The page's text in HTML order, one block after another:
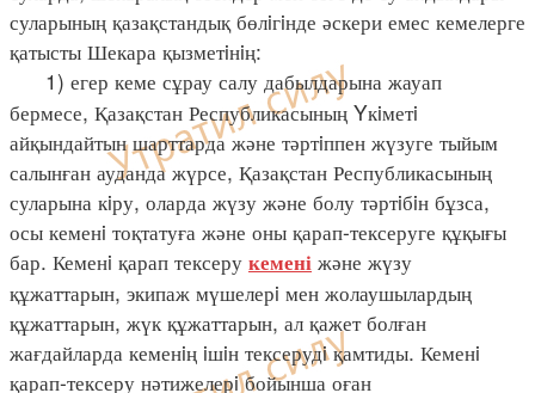
суларының қазақстандық бөлiгiнде әскери емес кемелерге
қатысты Шекара қызметiнiң:
1) егер кеме сұрау салу дабылдарына жауап
бермесе, Қазақстан Республикасының Yкiметi
айқындайтын шарттарда және тәртiппен жүзуге тыйым
салынған ауданда жүрсе, Қазақстан Республикасының
суларына кiру, оларда жүзу және болу тәртiбiн бұзса,
осы кеменi тоқтатуға және оны қарап-тексеруге құқығы
бар. Кеменi қарап тексеру кемені және жүзу
құжаттарын, экипаж мүшелерi мен жолаушылардың
құжаттарын, жүк құжаттарын, ал қажет болған
жағдайларда кеменiң iшiн тексерудi қамтиды. Кеменi
қарап-тексеру нәтижелерi бойынша оған